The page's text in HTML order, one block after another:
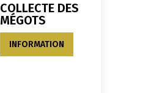
COLLECTE DES
MÉGOTS
INFORMATION